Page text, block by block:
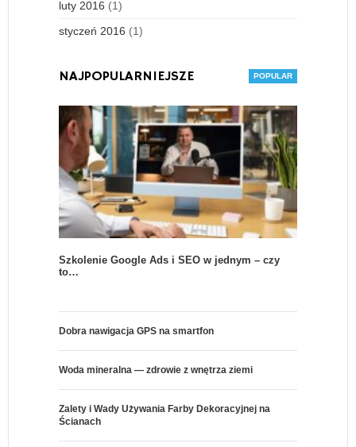
luty 2016 (1)
styczeń 2016 (1)
NAJPOPULARNIEJSZE
Szkolenie Google Ads i SEO w jednym – czy
to…
Dobra nawigacja GPS na smartfon
Woda mineralna — zdrowie z wnętrza ziemi
Zalety i Wady Używania Farby Dekoracyjnej na
Ścianach